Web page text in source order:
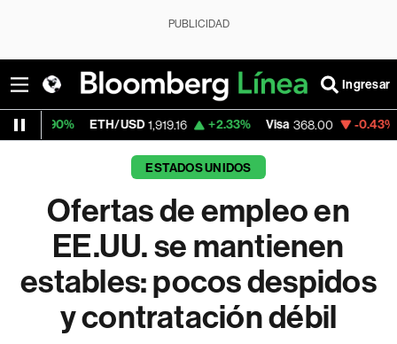
PUBLICIDAD
Ingresar
ETH/USD 1,919.16 +2.33% Visa 368.00 -0.43%
ESTADOS UNIDOS
Ofertas de empleo en
EE.UU. se mantienen
estables: pocos despidos
y contratación débil